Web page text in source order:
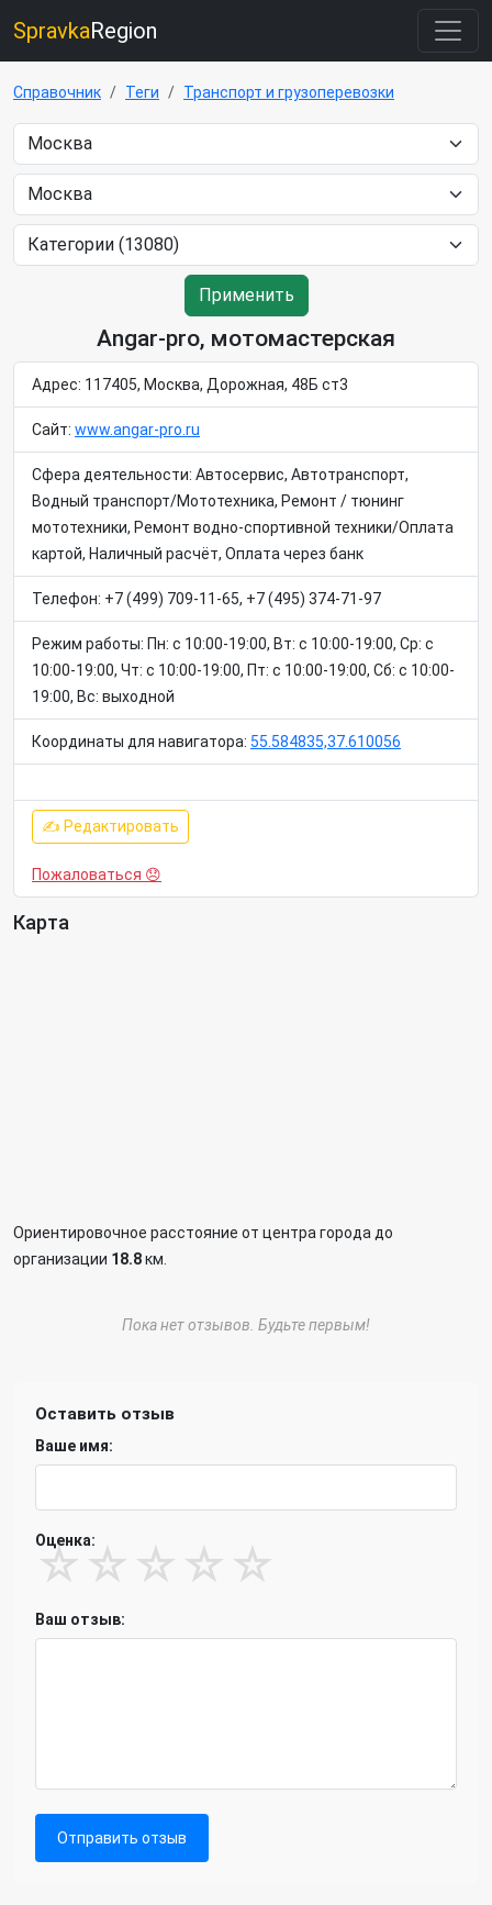
SpravkaRegion
Справочник Теги Транспорт и грузоперевозки
Применить
Angar-pro, мотомастерская
Адрес: 117405, Москва, Дорожная, 48Б ст3
Сайт: www.angar-pro.ru
Сфера деятельности: Автосервис, Автотранспорт,
Водный транспорт/Мототехника, Ремонт / тюнинг
мототехники, Ремонт водно-спортивной техники/Оплата
картой, Наличный расчёт, Оплата через банк
Телефон: +7 (499) 709-11-65, +7 (495) 374-71-97
Режим работы: Пн: c 10:00-19:00, Вт: c 10:00-19:00, Ср: c
10:00-19:00, Чт: c 10:00-19:00, Пт: c 10:00-19:00, Сб: c 10:00-
19:00, Вс: выходной
Координаты для навигатора: 55.584835,37.610056
✍ Редактировать
Пожаловаться 😞
Карта
Ориентировочное расстояние от центра города до
организации 18.8км.
Пока нет отзывов. Будьте первым!
Оставить отзыв
Ваше имя:
Оценка:
☆ ☆ ☆ ☆ ☆
Ваш отзыв:
Отправить отзыв